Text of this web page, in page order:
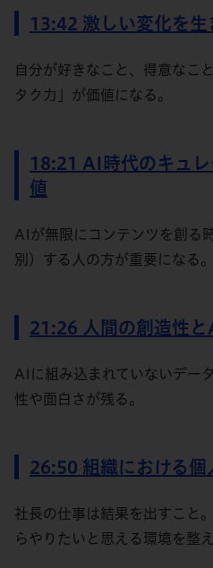
13:42 激しい変化を生
自分が好きなこと、得意なこ
タク力」が価値になる。
18:21 AI時代のキュ
値
AIが無限にコンテンツを創る
別）する人の方が重要になる。
21:26 人間の創造性
AIに組み込まれていないデー
性や面白さが残る。
26:50 組織における個
社長の仕事は結果を出すこと
らやりたいと思える環境を整え